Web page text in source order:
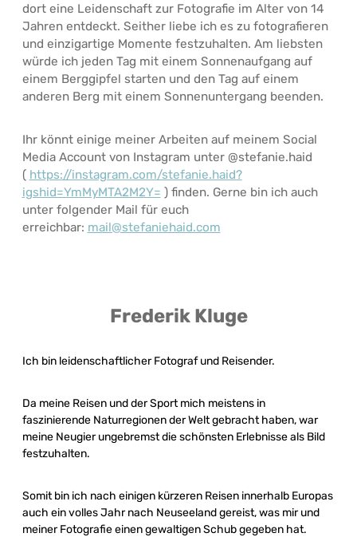
dort eine Leidenschaft zur Fotografie im Alter von 14
Jahren entdeckt. Seither liebe ich es zu fotografieren
und einzigartige Momente festzuhalten. Am liebsten
würde ich jeden Tag mit einem Sonnenaufgang auf
einem Berggipfel starten und den Tag auf einem
anderen Berg mit einem Sonnenuntergang beenden.
Ihr könnt einige meiner Arbeiten auf meinem Social
Media Account von Instagram unter @stefanie.haid
( https://instagram.com/stefanie.haid?
igshid=YmMyMTA2M2Y= ) finden. Gerne bin ich auch
unter folgender Mail für euch
erreichbar: mail@stefaniehaid.com
Frederik Kluge
Ich bin leidenschaftlicher Fotograf und Reisender.
Da meine Reisen und der Sport mich meistens in
faszinierende Naturregionen der Welt gebracht haben, war
meine Neugier ungebremst die schönsten Erlebnisse als Bild
festzuhalten.
Somit bin ich nach einigen kürzeren Reisen innerhalb Europas
auch ein volles Jahr nach Neuseeland gereist, was mir und
meiner Fotografie einen gewaltigen Schub gegeben hat.